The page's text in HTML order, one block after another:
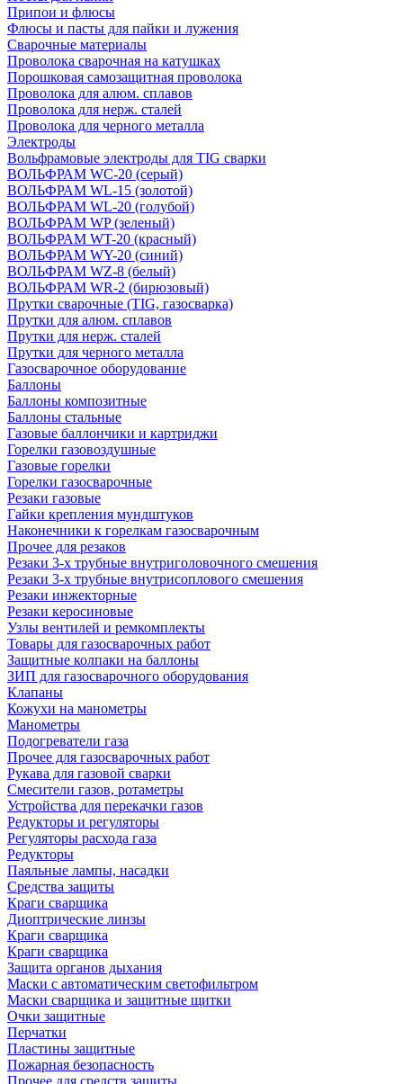
Припои и флюсы
Флюсы и пасты для пайки и лужения
Сварочные материалы
Проволока сварочная на катушках
Порошковая самозащитная проволока
Проволока для алюм. сплавов
Проволока для нерж. сталей
Проволока для черного металла
Электроды
Вольфрамовые электроды для TIG сварки
ВОЛЬФРАМ WC-20 (серый)
ВОЛЬФРАМ WL-15 (золотой)
ВОЛЬФРАМ WL-20 (голубой)
ВОЛЬФРАМ WP (зеленый)
ВОЛЬФРАМ WT-20 (красный)
ВОЛЬФРАМ WY-20 (синий)
ВОЛЬФРАМ WZ-8 (белый)
ВОЛЬФРАМ WR-2 (бирюзовый)
Прутки сварочные (TIG, газосварка)
Прутки для алюм. сплавов
Прутки для нерж. сталей
Прутки для черного металла
Газосварочное оборудование
Баллоны
Баллоны композитные
Баллоны стальные
Газовые баллончики и картриджи
Горелки газовоздушные
Газовые горелки
Горелки газосварочные
Резаки газовые
Гайки крепления мундштуков
Наконечники к горелкам газосварочным
Прочее для резаков
Резаки 3-х трубные внутриголовочного смешения
Резаки 3-х трубные внутрисоплового смешения
Резаки инжекторные
Резаки керосиновые
Узлы вентилей и ремкомплекты
Товары для газосварочных работ
Защитные колпаки на баллоны
ЗИП для газосварочного оборудования
Клапаны
Кожухи на манометры
Манометры
Подогреватели газа
Прочее для газосварочных работ
Рукава для газовой сварки
Смесители газов, ротаметры
Устройства для перекачки газов
Редукторы и регуляторы
Регуляторы расхода газа
Редукторы
Паяльные лампы, насадки
Средства защиты
Краги сварщика
Диоптрические линзы
Краги сварщика
Краги сварщика
Защита органов дыхания
Маски с автоматическим светофильтром
Маски сварщика и защитные щитки
Очки защитные
Перчатки
Пластины защитные
Пожарная безопасность
Прочее для средств защиты